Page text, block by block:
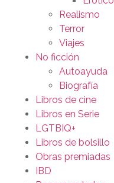
Realismo
Terror
Viajes
No ficción
Autoayuda
Biografía
Libros de cine
Libros en Serie
LGTBIQ+
Libros de bolsillo
Obras premiadas
IBD